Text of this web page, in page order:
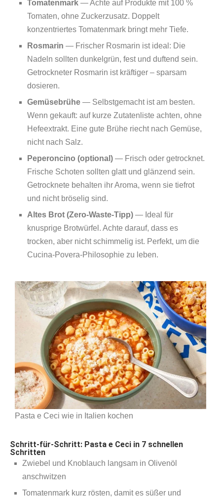
Tomatenmark — Achte auf Produkte mit 100 %
Tomaten, ohne Zuckerzusatz. Doppelt
konzentriertes Tomatenmark bringt mehr Tiefe.
Rosmarin — Frischer Rosmarin ist ideal: Die
Nadeln sollten dunkelgrün, fest und duftend sein.
Getrockneter Rosmarin ist kräftiger – sparsam
dosieren.
Gemüsebrühe — Selbstgemacht ist am besten.
Wenn gekauft: auf kurze Zutatenliste achten, ohne
Hefeextrakt. Eine gute Brühe riecht nach Gemüse,
nicht nach Salz.
Peperoncino (optional) — Frisch oder getrocknet.
Frische Schoten sollten glatt und glänzend sein.
Getrocknete behalten ihr Aroma, wenn sie tiefrot
und nicht bröselig sind.
Altes Brot (Zero‑Waste‑Tipp) — Ideal für
knusprige Brotwürfel. Achte darauf, dass es
trocken, aber nicht schimmelig ist. Perfekt, um die
Cucina‑Povera‑Philosophie zu leben.
Pasta e Ceci wie in Italien kochen
Schritt‑für‑Schritt: Pasta e Ceci in 7 schnellen
Schritten
Zwiebel und Knoblauch langsam in Olivenöl
anschwitzen
Tomatenmark kurz rösten, damit es süßer und